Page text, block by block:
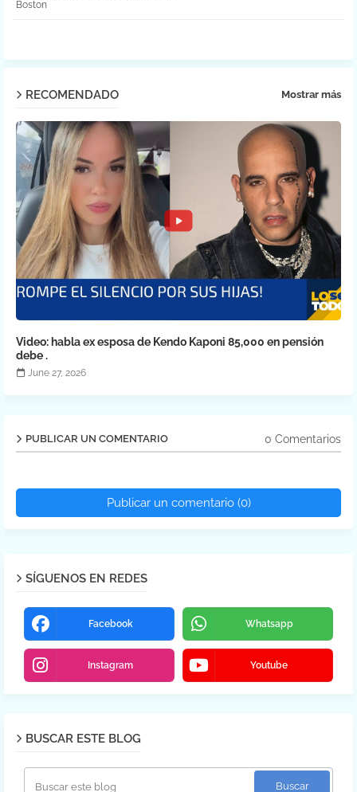
Boston
RECOMENDADO Mostrar más
Video: habla ex esposa de Kendo Kaponi 85,000 en pensión
debe .
June 27, 2026
PUBLICAR UN COMENTARIO 0 Comentarios
Publicar un comentario (0)
SÍGUENOS EN REDES
Facebook Whatsapp
Instagram Youtube
BUSCAR ESTE BLOG